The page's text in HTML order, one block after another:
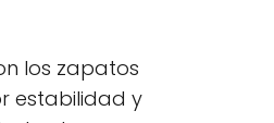
los zapatos
estabilidad y